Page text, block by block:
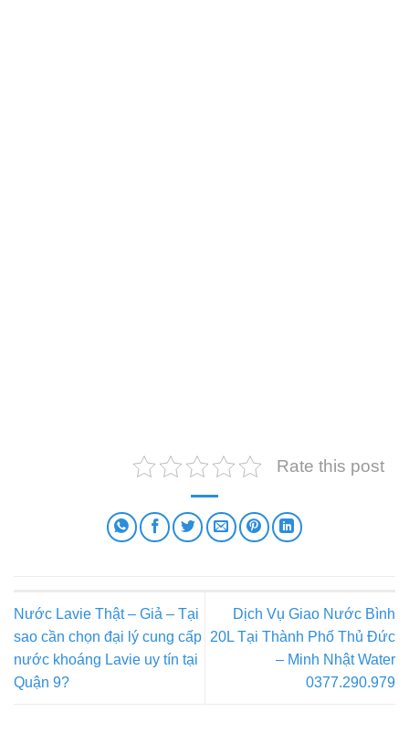
Rate this post
Nước Lavie Thật – Giả – Tại
sao cần chọn đại lý cung cấp
nước khoáng Lavie uy tín tại
Quận 9?
Dịch Vụ Giao Nước Bình
20L Tại Thành Phố Thủ Đức
– Minh Nhật Water
0377.290.979